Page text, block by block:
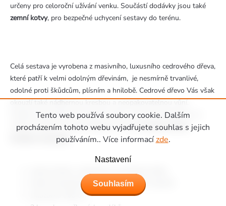
Tento web používá soubory cookie. Dalším
procházením tohoto webu vyjadřujete souhlas s jejich
používáním.. Více informacízde.
Nastavení
Souhlasím
určeny pro celoroční užívání venku. Součástí dodávky jsou také
zemní kotvy, pro bezpečné uchycení sestavy do terénu.
Celá sestava je vyrobena z masivního, luxusního cedrového dřeva,
které patří k velmi odolným dřevinám, je nesmírně trvanlivé,
odolné proti škůdcům, plísním a hnilobě. Cedrové dřevo Vás však
okouzlí také nádhernou kresbou a neopakovatelnou vůní.
Kvalitou cedrového dřeva jsme si jisti - proto poskytujeme na
veškerý dřevěný materiál dětského hřiště15 letou záruku
Dodávka obsahuje:
krabici obsahující kompletní montážní materiál
skluzavku 300 cm